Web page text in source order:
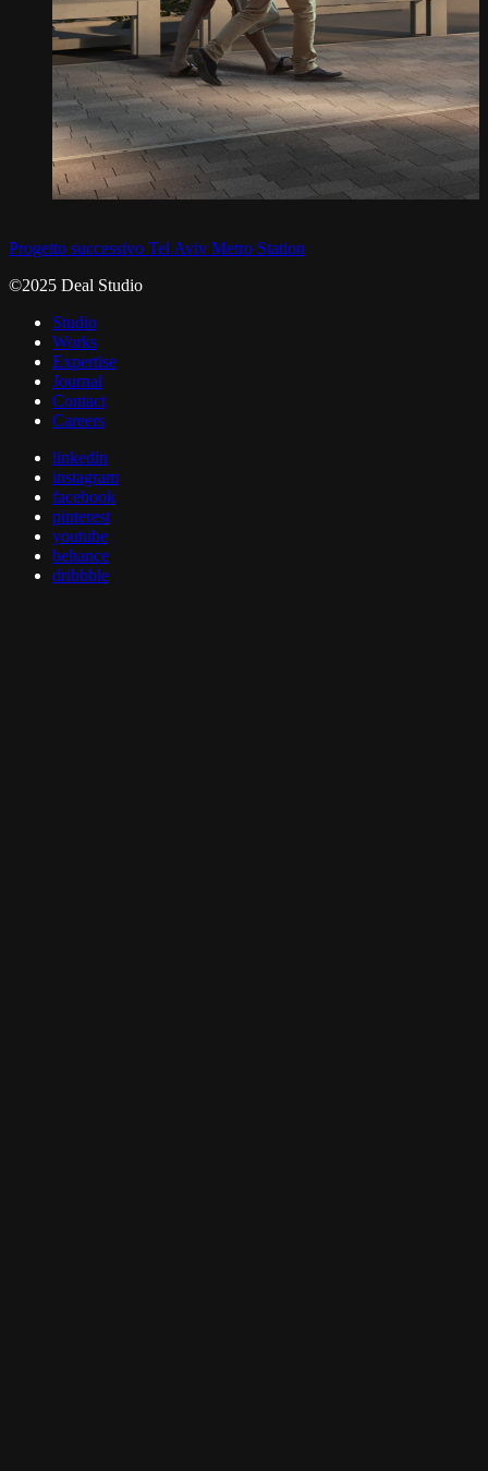
Progetto successivo Tel Aviv Metro Station
©2025 Deal Studio
Studio
Works
Expertise
Journal
Contact
Careers
linkedin
instagram
facebook
pinterest
youtube
behance
dribbble